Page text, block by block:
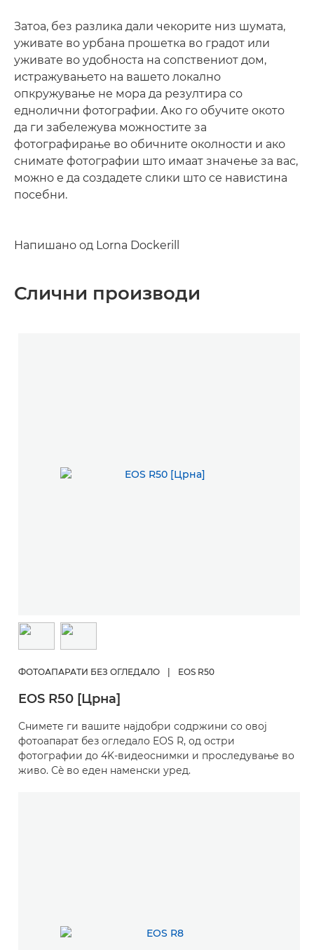
Затоа, без разлика дали чекорите низ шумата,
уживате во урбана прошетка во градот или
уживате во удобноста на сопствениот дом,
истражувањето на вашето локално
опкружување не мора да резултира со
еднолични фотографии. Ако го обучите окото
да ги забележува можностите за
фотографирање во обичните околности и ако
снимате фотографии што имаат значење за вас,
можно е да создадете слики што се навистина
посебни.
Напишано од Lorna Dockerill
Слични производи
ФОТОАПАРАТИ БЕЗ ОГЛЕДАЛО EOS R50
EOS R50 [Црна]
Снимете ги вашите најдобри содржини со овој
фотоапарат без огледало EOS R, од остри
фотографии до 4K-видеоснимки и проследување во
живо. Сè во еден наменски уред.